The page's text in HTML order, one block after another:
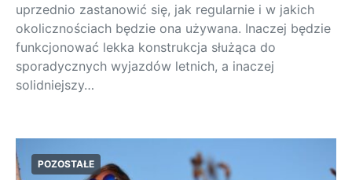
uprzednio zastanowić się, jak regularnie i w jakich
okolicznościach będzie ona używana. Inaczej będzie
funkcjonować lekka konstrukcja służąca do
sporadycznych wyjazdów letnich, a inaczej
solidniejszy…
POZOSTAŁE